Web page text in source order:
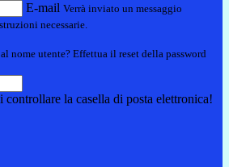
E-mail Verrà inviato un messaggio
necessarie.
nome utente? Effettua il reset della password
la casella di posta elettronica!